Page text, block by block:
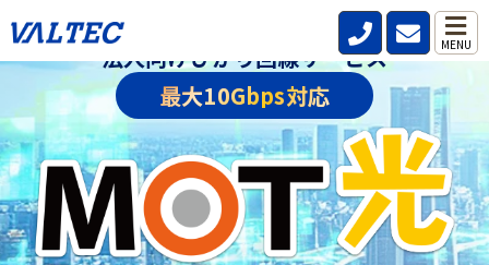
MENU
法人向けひかり回線サービス
最大10Gbps対応